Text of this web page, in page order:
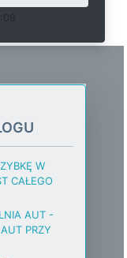
W
CAŁEGO
AUT -
PRZY